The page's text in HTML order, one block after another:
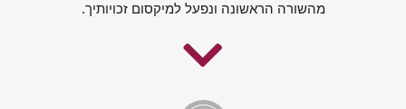
מהשורה הראשונה ונפעל למיקסום זכויותיך.